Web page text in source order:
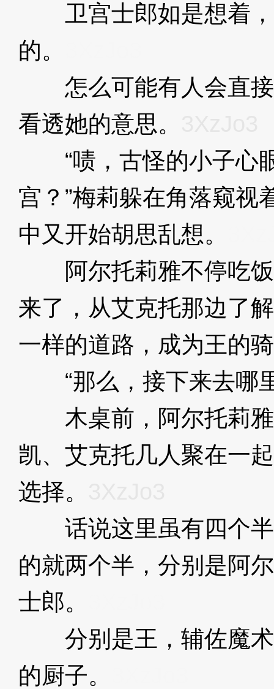
卫宫士郎如是想着，
的。
怎么可能有人会直接
看透她的意思。
“啧，古怪的小子心
宫？”梅莉躲在角落窥视
中又开始胡思乱想。
阿尔托莉雅不停吃饭
来了，从艾克托那边了
一样的道路，成为王的
“那么，接下来去哪
木桌前，阿尔托莉雅
凯、艾克托几人聚在一
选择。
话说这里虽有四个半
的就两个半，分别是阿
士郎。
分别是王，辅佐魔术
的厨子。